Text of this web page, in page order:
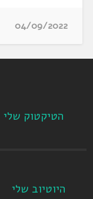
04/09/2022
הטיקטוק שלי
היוטיוב שלי